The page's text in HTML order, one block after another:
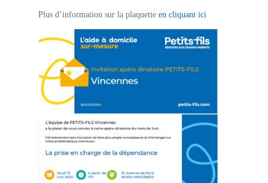
Plus d’information sur la plaquette en cliquant ici